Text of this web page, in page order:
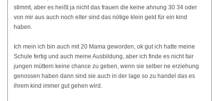
stimmt, aber es heißt ja nicht das frauen die keine ahnung 30 34 oder
von mir aus auch noch elter sind das nötige klein geld für ein kind
haben.
Ich mein ich bin auch mit 20 Mama geworden, ok gut ich hatte meine
Schule fertig und auch meine Ausbildung, aber ich finde es nicht fair
jungen müttern keine chance zu geben, wenn sie selber ne erziehung
genossen haben dann sind sie auch in der lage so zu handel das es
ihrem kind immer gut gehen wird.